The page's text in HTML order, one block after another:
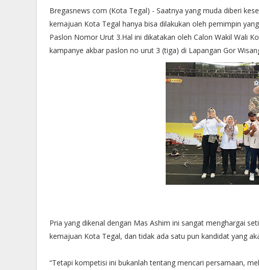
Bregasnews com (Kota Tegal) - Saatnya yang muda diberi
kemajuan Kota Tegal hanya bisa dilakukan oleh pemimpin
Paslon Nomor Urut 3.Hal ini dikatakan oleh Calon Wakil Wali
kampanye akbar paslon no urut 3 (tiga) di Lapangan Gor
Pria yang dikenal dengan Mas Ashim ini sangat menghargai
kemajuan Kota Tegal, dan tidak ada satu pun kandidat yang
“Tetapi kompetisi ini bukanlah tentang mencari persamaan,